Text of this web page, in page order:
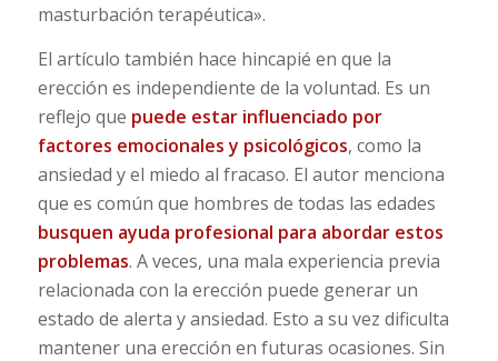
masturbación terapéutica».
El artículo también hace hincapié en que la
erección es independiente de la voluntad. Es un
reflejo que puede estar influenciado por
factores emocionales y psicológicos, como la
ansiedad y el miedo al fracaso. El autor menciona
que es común que hombres de todas las edades
busquen ayuda profesional para abordar estos
problemas. A veces, una mala experiencia previa
relacionada con la erección puede generar un
estado de alerta y ansiedad. Esto a su vez dificulta
mantener una erección en futuras ocasiones. Sin